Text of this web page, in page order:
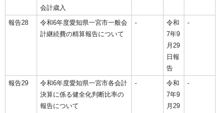
会計歳入
報告28
令和6年度愛知県一宮市一般会
計継続費の精算報告について
-
令和
7年9
月29
日報
告
-
報告29
令和6年度愛知県一宮市各会計
決算に係る健全化判断比率の
報告について
-
令和
7年9
月29
-